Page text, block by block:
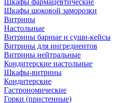
Шкафы фармацевтические
Шкафы шоковой заморозки
Витрины
Настольные
Витрины барные и суши-кейсы
Витрины для ингредиентов
Витрины нейтральные
Кондитерские настольные
Шкафы-витрины
Кондитерские
Гастрономические
Горки (пристенные)